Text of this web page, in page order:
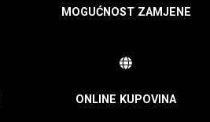
MOGUĆNOST ZAMJENE
ONLINE KUPOVINA